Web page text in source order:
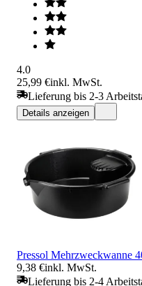
4.0
25,99 €inkl. MwSt.
Lieferung bis 2-3
Details anzeigen
Pressol Mehrzweckwanne
9,38 €inkl. MwSt.
Lieferung bis 2-4